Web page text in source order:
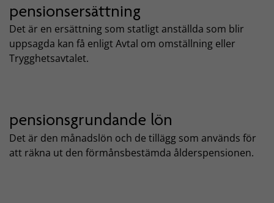
pensionsersättning
Det är en ersättning som statligt anställda som blir
uppsagda kan få enligt Avtal om omställning eller
Trygghetsavtalet.
pensionsgrundande lön
Det är den månadslön och de tillägg som används för
att räkna ut den förmånsbestämda ålderspensionen.